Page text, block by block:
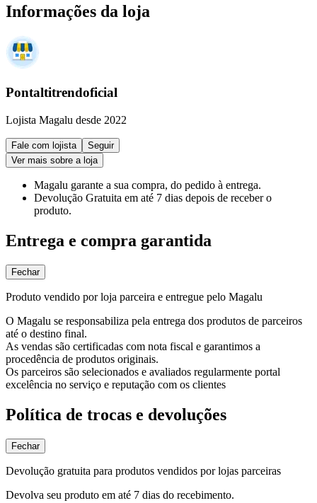
Informações da loja
Pontaltitrendoficial
Lojista Magalu desde 2022
Fale com lojista
Seguir
Ver mais sobre a loja
Magalu garante a sua compra, do pedido à entrega.
Devolução Gratuita em até 7 dias depois de receber o
produto.
Entrega e compra garantida
Fechar
Produto vendido por loja parceira e entregue pelo Magalu
O Magalu se responsabiliza pela entrega dos produtos de parceiros
até o destino final.
As vendas são certificadas com nota fiscal e garantimos a
procedência de produtos originais.
Os parceiros são selecionados e avaliados regularmente portal
excelência no serviço e reputação com os clientes
Política de trocas e devoluções
Fechar
Devolução gratuita para produtos vendidos por lojas parceiras
Devolva seu produto em até 7 dias do recebimento.